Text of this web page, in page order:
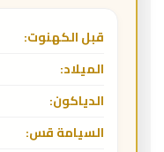
قبل الكهنوت:
الميلاد:
الدياكون:
السيامة قس: